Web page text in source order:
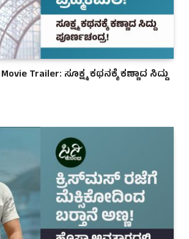
Trailer: ಸೂಕ್ಷ್ಮ ಕಥನಕ್ಕೆ ಕಣ್ಣಾದ ಸಿದ್ದು